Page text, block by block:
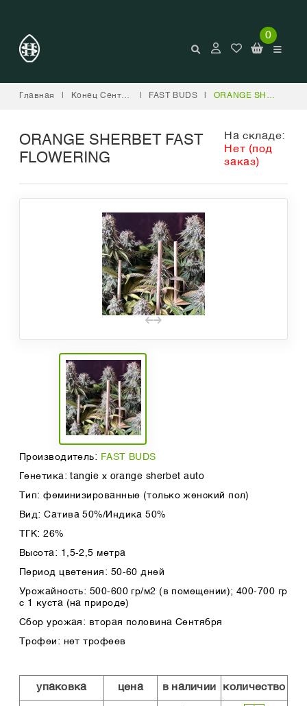
0
Главная Конец Сентября FAST BUDS ORANGE SHERBET FAST FLOWERING
ORANGE SHERBET FAST
FLOWERING
На складе:
Нет (под
заказ)
Производитель: FAST BUDS
Генетика: tangie x orange sherbet auto
Тип: феминизированные (только женский пол)
Вид: Сатива 50%/Индика 50%
ТГК: 26%
Высота: 1,5-2,5 метра
Период цветения: 50-60 дней
Урожайность: 500-600 гр/м2 (в помещении); 400-700 гр
с 1 куста (на природе)
Сбор урожая: вторая половина Сентября
Трофеи: нет трофеев
упаковка цена в наличии количество